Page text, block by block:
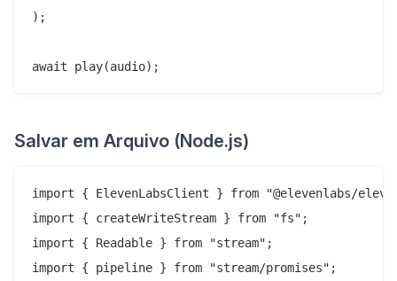
);
Salvar em Arquivo (Node.js)
import { ElevenLabsClient } from "@elevenlabs/
import { createWriteStream } from "fs";
import { Readable } from "stream";
import { pipeline } from "stream/promises";